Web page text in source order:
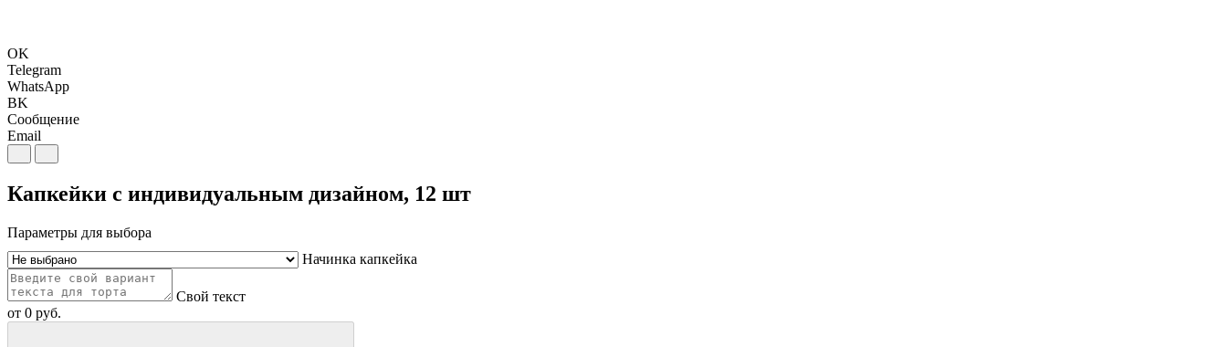
OK
Telegram
WhatsApp
BK
Сообщение
Email
Капкейки с индивидуальным дизайном, 12 шт
Параметры для выбора
Начинка капкейка
Свой текст
от 0 руб.